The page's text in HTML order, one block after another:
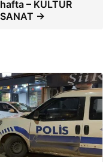
hafta – KÜLTÜR
SANAT →